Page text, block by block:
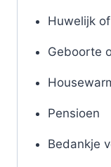
Huwelijk
Geboorte
Pensioen
Bedankje